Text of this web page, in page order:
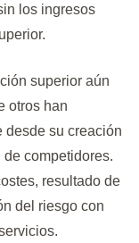
los ingresos
superior aún
otros han
desde su creación
competidores.
resultado de
del riesgo con